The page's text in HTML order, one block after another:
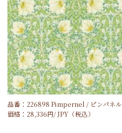
品番：226898 Pimpernel / ピンパネル
価格： 28,336円/JPY （税込）